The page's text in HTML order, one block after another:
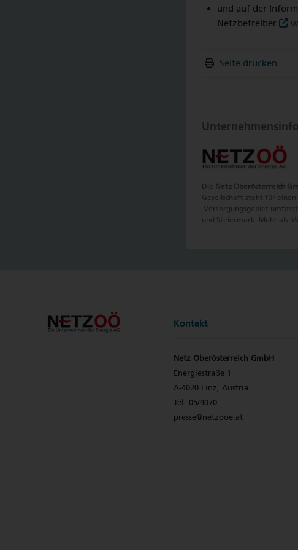
und auf der
Netzbetreiber
Seite drucken
Die Netz Oberösterreich
Gesellschaft steht für
Versorgungsgebiet
und Steiermark. Mehr als
Kontakt
Netz Oberösterreich GmbH
Energiestraße 1
A-4020 Linz, Austria
Tel: 05/9070
presse@netzooe.at